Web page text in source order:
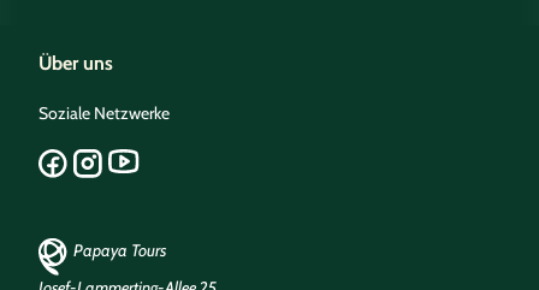
Über uns
Soziale Netzwerke
Papaya Tours